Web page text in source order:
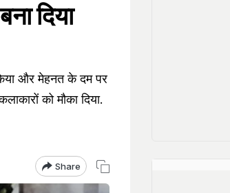
दिया
और मेहनत के दम पर
को मौका दिया.
Share